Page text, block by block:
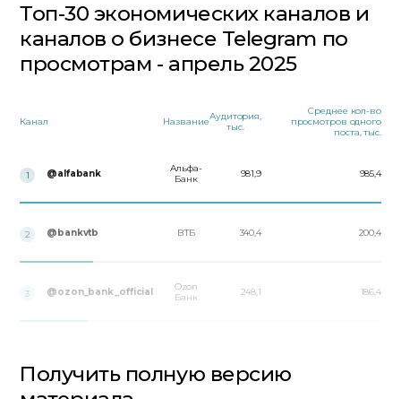
Топ-30 экономических каналов и
каналов о бизнесе Telegram по
просмотрам - апрель 2025
Канал НазваниеАудитория,
тыс.
Среднее кол-во
просмотров одного
поста, тыс.
1 @alfabank
Альфа-
Банк
981,9 985,4
2 @bankvtb ВТБ 340,4 200,4
3 @ozon_bank_official
Ozon
Банк
248,1 186,4
Получить полную версию